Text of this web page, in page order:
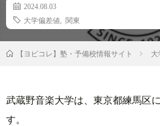
2024.08.03
大学偏差値
関東
【ヨビコレ】塾・予備校情報サイト 大
武蔵野音楽大学は、東京都練馬区
す。